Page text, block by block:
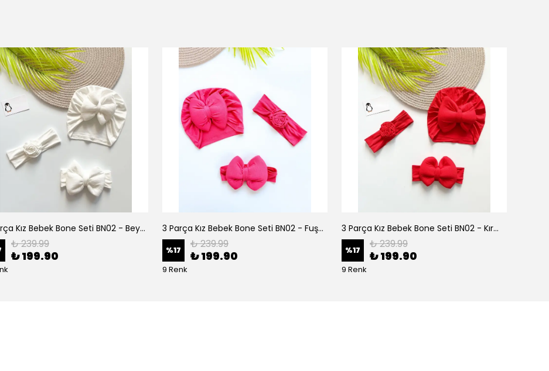
3 Parça Kız Bebek Bone Seti BN02 - Beyaz
₺ 239.99
₺ 199.90
3 Parça Kız Bebek Bone Seti BN02 - Fuşya
%17 ₺ 239.99
₺ 199.90
9 Renk
3 Parça Kız Bebek Bone Seti BN02 - Kırmızı
%17 ₺ 239.99
₺ 199.90
9 Renk